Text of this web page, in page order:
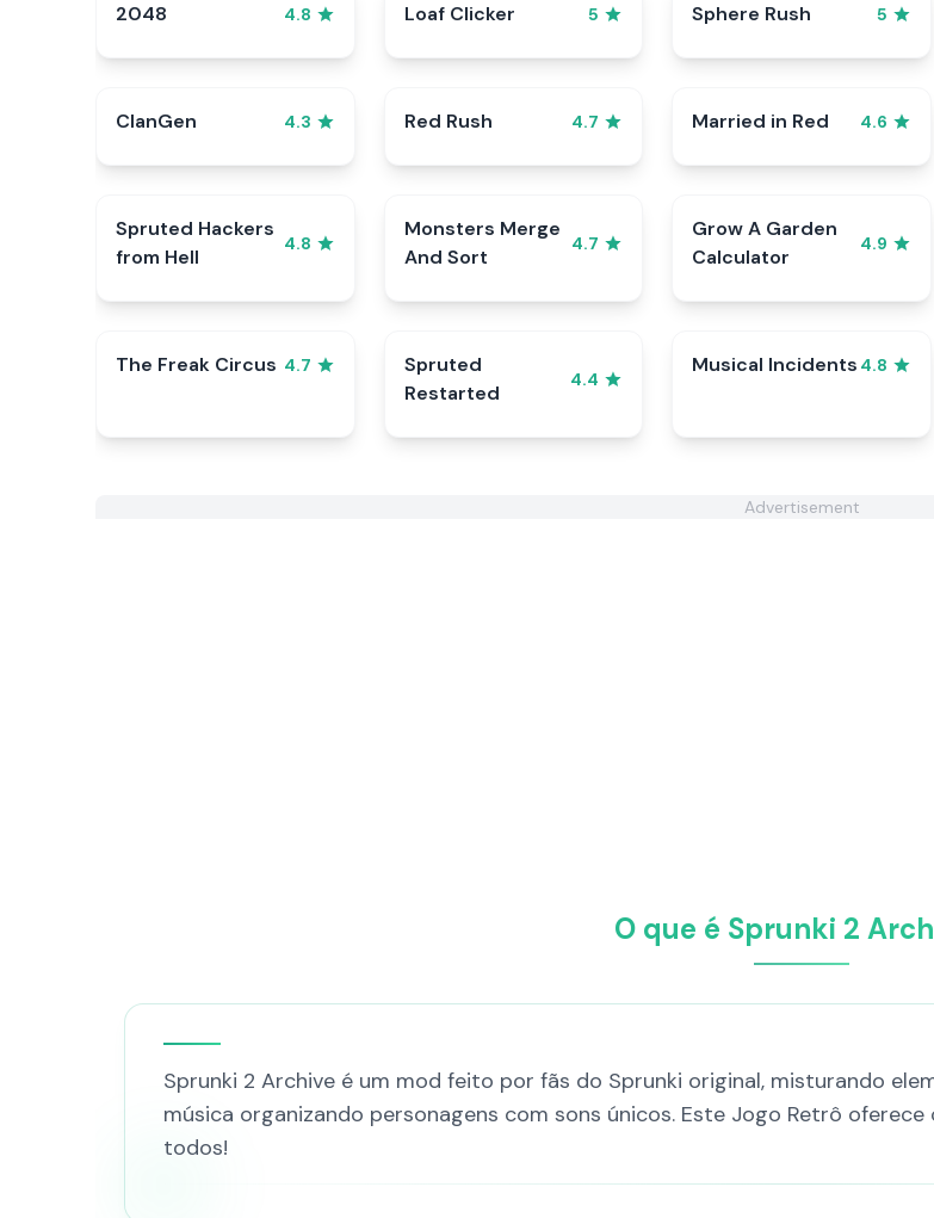
2048 4.8 Loaf Clicker 5 Sphere Rush 5
ClanGen 4.3 Red Rush 4.7 Married in Red 4.6
Spruted Hackers
from Hell
4.8
Monsters Merge
And Sort
4.7
Grow A Garden
Calculator
4.9
The Freak Circus 4.7
Spruted
Restarted
4.4
Musical Incidents 4.8
Advertisement
O que é Sprunki 2
Sprunki 2 Archive é um mod feito por fãs do Sprunki original, misturando
música organizando personagens com sons únicos. Este Jogo Retrô
todos!